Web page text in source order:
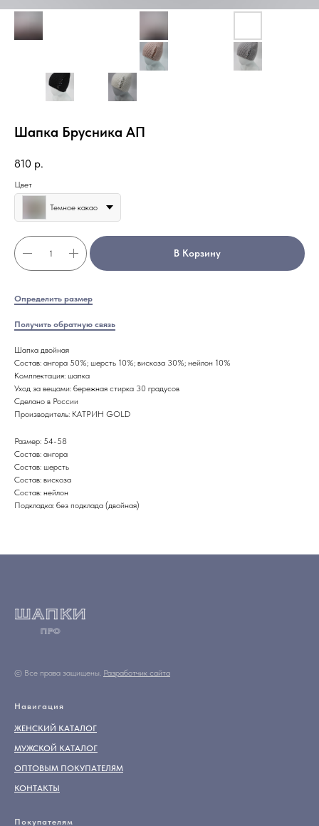
Шапка Брусника АП
810 р.
Цвет
Темное какао
В Корзину
Определить размер
Получить обратную связь
Шапка двойная
Состав: ангора 50%; шерсть 10%; вискоза 30%; нейлон 10%
Комплектация: шапка
Уход за вещами: бережная стирка 30 градусов
Сделано в России
Производитель: КАТРИН GOLD
Размер: 54-58
Состав: ангора
Состав: шерсть
Состав: вискоза
Состав: нейлон
Подкладка: без подклада (двойная)
© Все права защищены. Разработчик сайта
Навигация
ЖЕНСКИЙ КАТАЛОГ
МУЖСКОЙ КАТАЛОГ
ОПТОВЫМ ПОКУПАТЕЛЯМ
КОНТАКТЫ
Покупателям